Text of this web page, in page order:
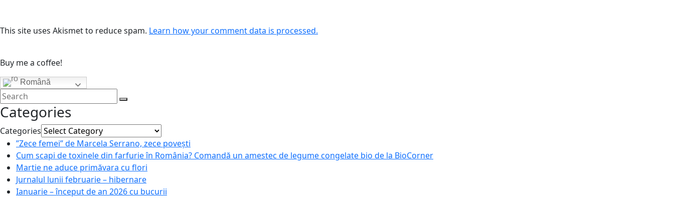
This site uses Akismet to reduce spam. Learn how your comment data is processed.
Buy me a coffee!
Română
Categories
Categories
”Zece femei” de Marcela Serrano, zece povești
Cum scapi de toxinele din farfurie în România? Comandă un amestec de legume congelate bio de la BioCorner
Martie ne aduce primăvara cu flori
Jurnalul lunii februarie – hibernare
Ianuarie – început de an 2026 cu bucurii